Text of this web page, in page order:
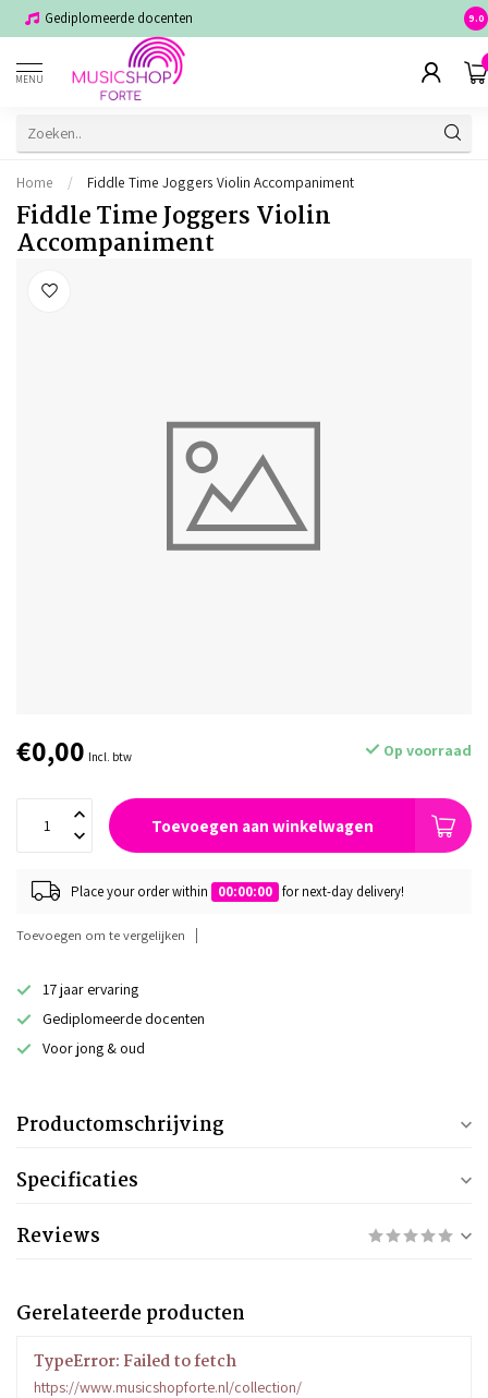
Gediplomeerde docenten 9.0
MENU
Home / Fiddle Time Joggers Violin Accompaniment
Fiddle Time Joggers Violin
Accompaniment
€0,00 Incl. btw Op voorraad
Toevoegen aan winkelwagen
Place your order within 00:00:00 for next-day delivery!
Toevoegen om te vergelijken
17 jaar ervaring
Gediplomeerde docenten
Voor jong & oud
Productomschrijving
Specificaties
Reviews
Gerelateerde producten
TypeError: Failed to fetch
https://www.musicshopforte.nl/collection/